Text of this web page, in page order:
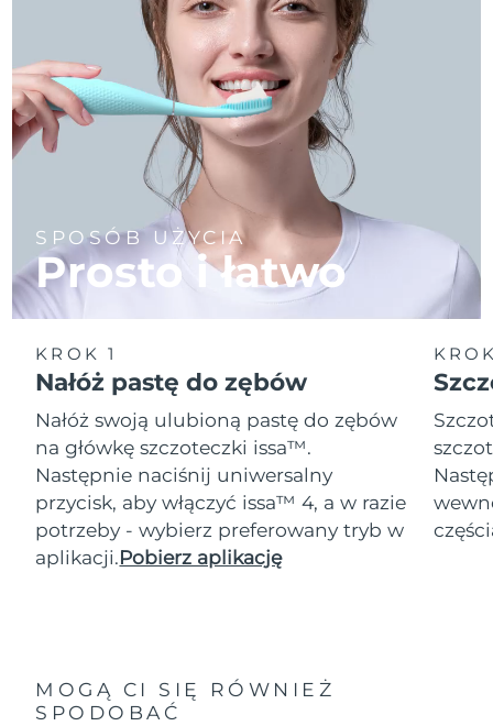
SPOSÓB UŻYCIA
Prosto i łatwo
KROK 1
Nałóż pastę do zębów
Nałóż swoją ulubioną pastę do zębów
na główkę szczoteczki issa™.
Następnie naciśnij uniwersalny
przycisk, aby włączyć issa™ 4, a w razie
potrzeby - wybierz preferowany tryb w
aplikacji.Pobierz aplikację
MOGĄ CI SIĘ RÓWNIEŻ
SPODOBAĆ